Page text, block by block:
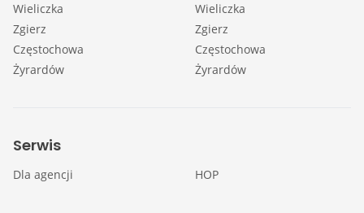
Wieliczka
Zgierz
Częstochowa
Żyrardów
Wieliczka
Zgierz
Częstochowa
Żyrardów
Serwis
Dla agencji HOP